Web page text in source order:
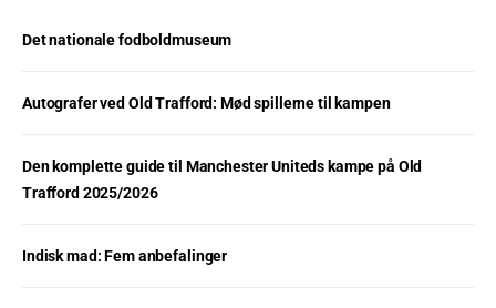
Det nationale fodboldmuseum
Autografer ved Old Trafford: Mød spillerne til kampen
Den komplette guide til Manchester Uniteds kampe på Old
Trafford 2025/2026
Indisk mad: Fem anbefalinger